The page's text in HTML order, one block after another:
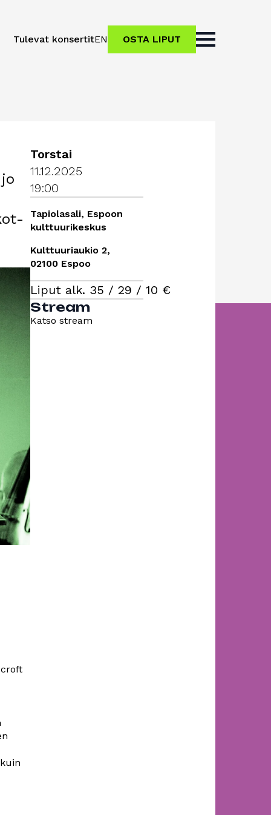
Tulevat konsertitEN OSTA LIPUT
Torstai
11.12.2025
19:00
Tapiolasali, Espoon
kulttuurikeskus
Kulttuuriaukio 2,
02100 Espoo
Liput alk. 35 / 29 / 10 €
Stream
Katso stream